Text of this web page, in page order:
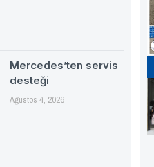
Mercedes’ten servis
desteği
Ağustos 4, 2026